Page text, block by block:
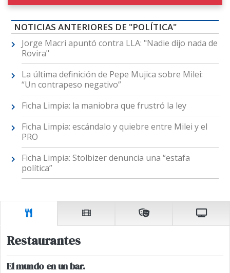
NOTICIAS ANTERIORES DE "POLÍTICA"
Jorge Macri apuntó contra LLA: "Nadie dijo nada de
Rovira"
La última definición de Pepe Mujica sobre Milei:
“Un contrapeso negativo”
Ficha Limpia: la maniobra que frustró la ley
Ficha Limpia: escándalo y quiebre entre Milei y el
PRO
Ficha Limpia: Stolbizer denuncia una “estafa
política”
Restaurantes
El mundo en un bar.